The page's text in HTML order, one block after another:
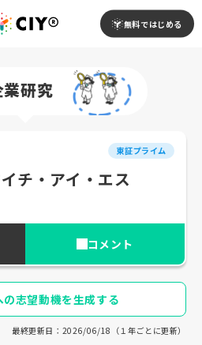
無料ではじめる
業研究
東証プライム
チ・アイ・エス
コメント
志望動機を生成する
最終更新日：2026/06/18（１年ごとに更新）